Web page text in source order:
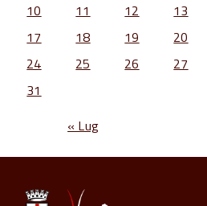
10
11 12 13
17
18 19 20
24
25 26 27
31
« Lug